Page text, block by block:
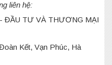
liên hệ:
ĐẦU TƯ VÀ THƯƠNG MẠI
Kết, Vạn Phúc, Hà